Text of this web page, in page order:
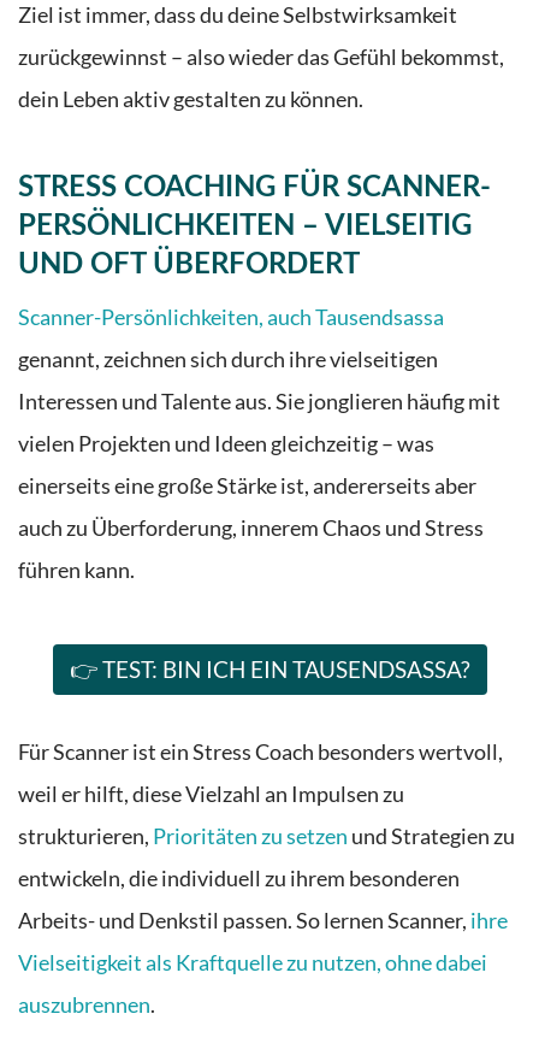
Ziel ist immer, dass du deine Selbstwirksamkeit
zurückgewinnst – also wieder das Gefühl bekommst,
dein Leben aktiv gestalten zu können.
STRESS COACHING FÜR SCANNER-
PERSÖNLICHKEITEN – VIELSEITIG
UND OFT ÜBERFORDERT
Scanner-Persönlichkeiten, auch Tausendsassa
genannt, zeichnen sich durch ihre vielseitigen
Interessen und Talente aus. Sie jonglieren häufig mit
vielen Projekten und Ideen gleichzeitig – was
einerseits eine große Stärke ist, andererseits aber
auch zu Überforderung, innerem Chaos und Stress
führen kann.
👉 TEST: BIN ICH EIN TAUSENDSASSA?
Für Scanner ist ein Stress Coach besonders wertvoll,
weil er hilft, diese Vielzahl an Impulsen zu
strukturieren, Prioritäten zu setzen und Strategien zu
entwickeln, die individuell zu ihrem besonderen
Arbeits- und Denkstil passen. So lernen Scanner, ihre
Vielseitigkeit als Kraftquelle zu nutzen, ohne dabei
auszubrennen.